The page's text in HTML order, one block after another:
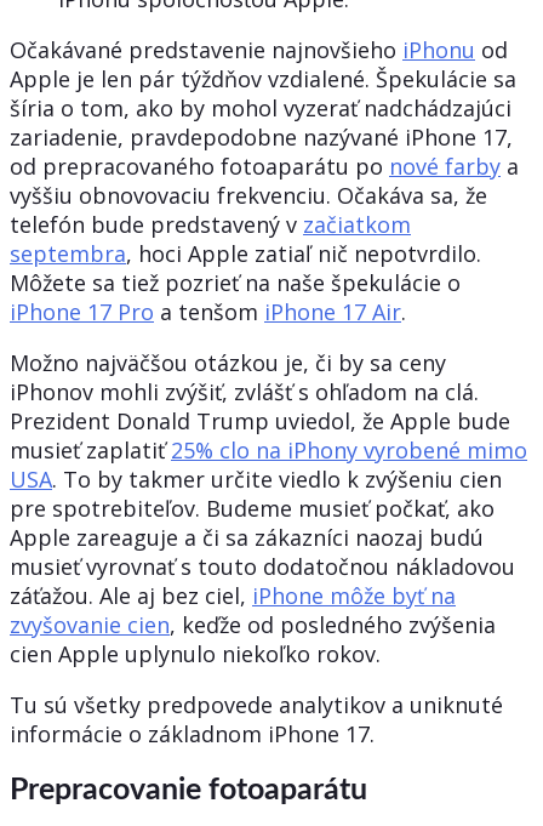
Očakávané predstavenie najnovšieho iPhonu od
Apple je len pár týždňov vzdialené. Špekulácie sa
šíria o tom, ako by mohol vyzerať nadchádzajúci
zariadenie, pravdepodobne nazývané iPhone 17,
od prepracovaného fotoaparátu po nové farby a
vyššiu obnovovaciu frekvenciu. Očakáva sa, že
telefón bude predstavený v začiatkom
septembra, hoci Apple zatiaľ nič nepotvrdilo.
Môžete sa tiež pozrieť na naše špekulácie o
iPhone 17 Pro a tenšom iPhone 17 Air.
Možno najväčšou otázkou je, či by sa ceny
iPhonov mohli zvýšiť, zvlášť s ohľadom na clá.
Prezident Donald Trump uviedol, že Apple bude
musieť zaplatiť25% clo na iPhony vyrobené mimo
USA. To by takmer určite viedlo k zvýšeniu cien
pre spotrebiteľov. Budeme musieť počkať, ako
Apple zareaguje a či sa zákazníci naozaj budú
musieť vyrovnať s touto dodatočnou nákladovou
záťažou. Ale aj bez ciel, iPhone môže byť na
zvyšovanie cien, keďže od posledného zvýšenia
cien Apple uplynulo niekoľko rokov.
Tu sú všetky predpovede analytikov a uniknuté
informácie o základnom iPhone 17.
Prepracovanie fotoaparátu